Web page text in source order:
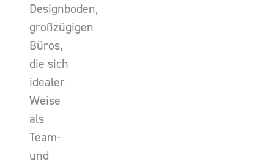
Designboden,
großzügigen
Büros,
die sich
idealer
Weise
als
Team-
und